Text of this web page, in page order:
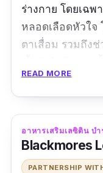
ร่างกาย โดยเฉพ
หลอดเลือดหัวใจ
ตาเสื่อม รวมถึงช่
ของการเกิดโรค
หรือใช้สมองทำ
และบำรุงร่างกา
Omega DHA
นอกจากนี้ใน
READ MORE
อาหารเสริมเลซิติน บำ
Blackmores
PARTNERSHIP